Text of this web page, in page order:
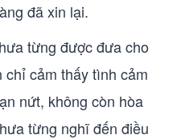
đã xin lại.
từng được đưa cho
chỉ cảm thấy tình cảm
nứt, không còn hòa
từng nghĩ đến điều